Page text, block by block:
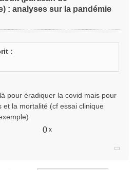
: analyses sur la pandémie
:
pour éradiquer la covid mais pour
et la mortalité (cf essai clinique
0 x